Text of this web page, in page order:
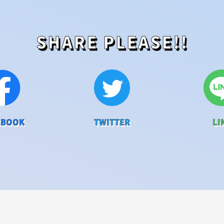
SHARE PLEASE!!
TWITTER